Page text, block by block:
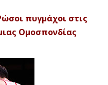
πυγμάχοι στις
Ομοσπονδίας